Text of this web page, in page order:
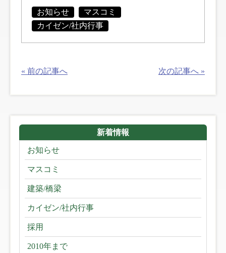
お知らせ
マスコミ
カイゼン/社内行事
« 前の記事へ 次の記事へ »
新着情報
お知らせ
マスコミ
建築/橋梁
カイゼン/社内行事
採用
2010年まで